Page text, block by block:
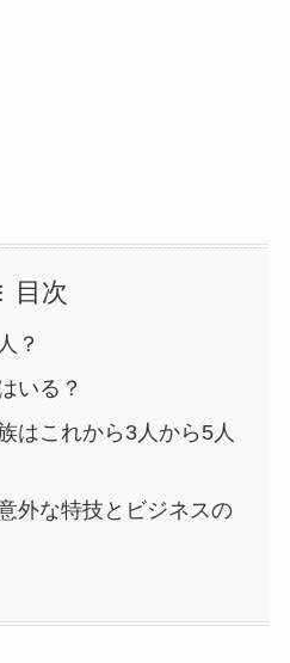
目次
？
いる？
はこれから3人から5人
外な特技とビジネスの